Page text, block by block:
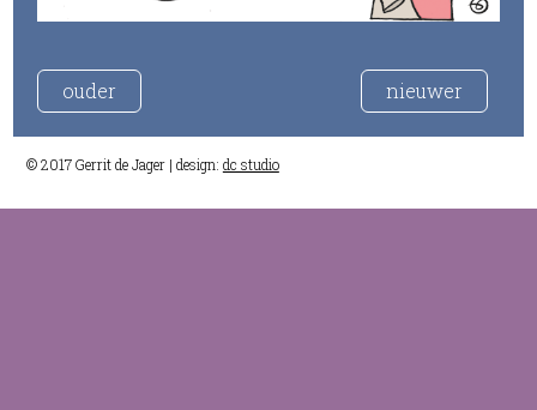
ouder nieuwer
© 2017 Gerrit de Jager | design: dc studio